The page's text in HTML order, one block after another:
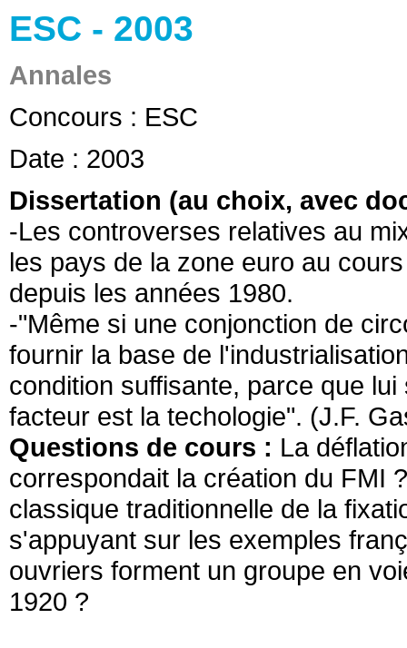
ESC - 2003
Annales
Concours : ESC
Date : 2003
Dissertation (au choix, avec
-Les controverses relatives au
les pays de la zone euro au
depuis les années 1980.
-"Même si une conjonction de
fournir la base de
condition suffisante, parce que
facteur est la techologie". (J.F.
Questions de cours : La
correspondait la création du FMI
classique traditionnelle de la
s'appuyant sur les exemples
ouvriers forment un groupe en
1920 ?